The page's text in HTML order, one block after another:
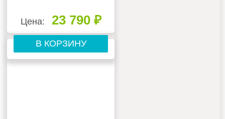
Цена: 23 790 ₽
В КОРЗИНУ